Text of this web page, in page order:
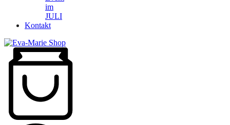
im
JULI
Kontakt